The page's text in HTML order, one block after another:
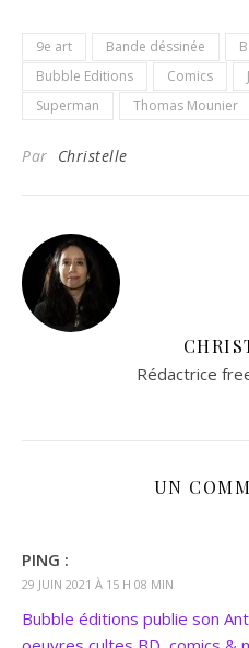
9e art Bande déssinée
Bubble Editions
Comics
Superman
Thomas Mounier
Par Christelle
Rédactrice
UN
PING :
29 JUIN 2021 À 15 H 08 MIN
Bubble éditions publie son